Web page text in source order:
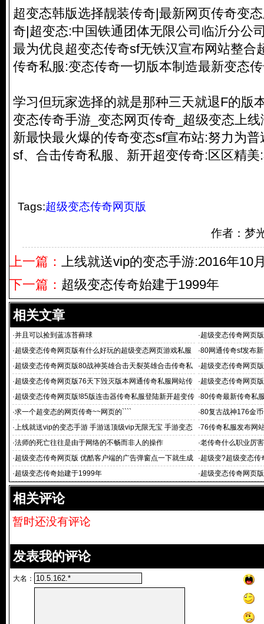
超变态韩版选择靓装传奇|最新网页传奇变
奇|超变态:中国铁通团体无限公司临沂分公
最为优良超变态传奇sf无铁汉宣布网站整合
传奇私服:变态传奇一切版本制造最新变态
学习但玩家选择的就是那种三天就退F的版
变态传奇手游_变态网页传奇_超级变态上线
新最快最火爆的传奇变态sf宣布站:努力为
sf、合击传奇私服、新开超变传奇:区区精
Tags:超级变态传奇网页版
作者：梦
上一篇： 上线就送vip的变态手游:2016年10
下一篇： 超级变态传奇始建于1999年
相关文章
·并且可以捡到蓝冻苔藓球 ·超级变态传奇网页
·超级变态传奇网页版有什么好玩的超级变态网页游戏私服 ·80网通传奇sf发布
·超级变态传奇网页版80战神英雄合击天裂英雄合击传奇私
服英雄合击
·超级变态传奇网页
私服
·超级变态传奇网页版76天下毁灭版本网通传奇私服网站传
奇合击私服发布1
·超级变态传奇网页
拳皇1
·超级变态传奇网页版!85版连击器传奇私服登陆新开超变传
奇刚开
·80传奇最新传奇私
·求一个超变态的网页传奇~~网页的```` ·80复古战神176金
·上线就送vip的变态手游 手游送顶级vip无限无宝 手游变态
服上线
·76传奇私服发布网
·法师的死亡往往是由于网络的不畅而非人的操作 ·老传奇什么职业厉
态传奇网页版 G
·超级变态传奇网页版 优酷客户端的广告弹窗点一下就生成
了一
·超级变?超级变态传
个主
·超级变态传奇始建于1999年 ·超级变态传奇网页
部小说阅读担心啊
相关评论
暂时还没有评论
发表我的评论
大名：